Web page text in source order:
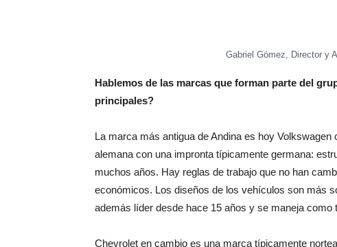
Gabriel Gómez, Director y
Hablemos de las marcas que forman parte del
principales?
La marca más antigua de Andina es hoy
alemana con una impronta típicamente germana:
muchos años. Hay reglas de trabajo que no han
económicos. Los diseños de los vehículos son más
además líder desde hace 15 años y se maneja
Chevrolet en cambio es una marca típicamente